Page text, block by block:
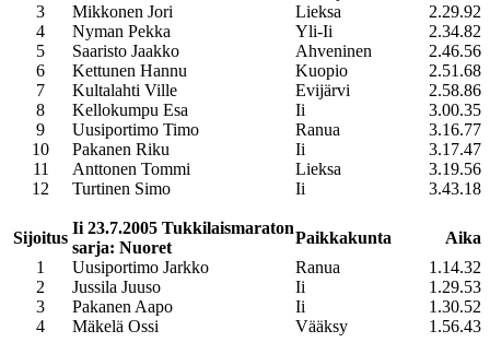
3
Mikkonen Jori Lieksa
2.29.92
4
Nyman Pekka Yli-Ii
2.34.82
5
Saaristo Jaakko Ahveninen
2.46.56
6
Kettunen Hannu Kuopio
2.51.68
7
Kultalahti Ville Evijärvi
2.58.86
8
Kellokumpu Esa Ii
3.00.35
9
Uusiportimo Timo Ranua
3.16.77
10
Pakanen Riku Ii
3.17.47
11
Anttonen Tommi Lieksa
3.19.56
12
Turtinen Simo Ii 3.43.18
Sijoitus
Ii 23.7.2005 Tukkilaismaraton
sarja: Nuoret
Paikkakunta
Aika
1
Uusiportimo Jarkko Ranua
1.14.32
2
Jussila Juuso Ii
1.29.53
3
Pakanen Aapo Ii
1.30.52
4
Mäkelä Ossi Vääksy 1.56.43